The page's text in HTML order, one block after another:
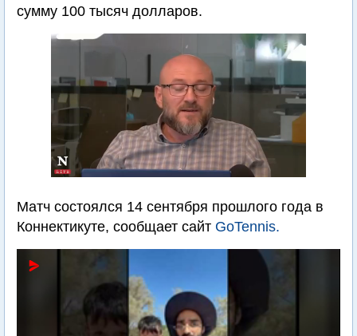
сумму 100 тысяч долларов.
Матч состоялся 14 сентября прошлого года в
Коннектикуте, сообщает сайт GoTennis.